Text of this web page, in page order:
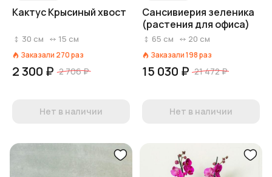
Кактус Крысиный хвост
30 см 15 см
Заказали 270раз
2 300 ₽ 2 706 ₽
Нет в наличии
Сансивиерия зеленика
(растения для офиса)
65 см 20 см
Заказали198раз
15 030 ₽ 21 472 ₽
Нет в наличии